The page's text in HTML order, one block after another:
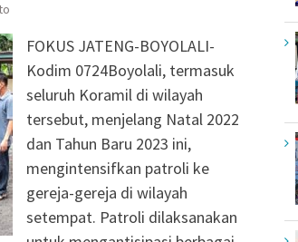
FOKUS JATENG-BOYOLALI-
Kodim 0724Boyolali, termasuk
seluruh Koramil di wilayah
tersebut, menjelang Natal 2022
dan Tahun Baru 2023 ini,
mengintensifkan patroli ke
gereja-gereja di wilayah
setempat. Patroli dilaksanakan